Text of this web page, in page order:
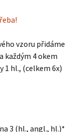
vzoru přidáme
každým 4 okem
1 hl., (celkem 6x)
3 (hl., angl., hl.)*